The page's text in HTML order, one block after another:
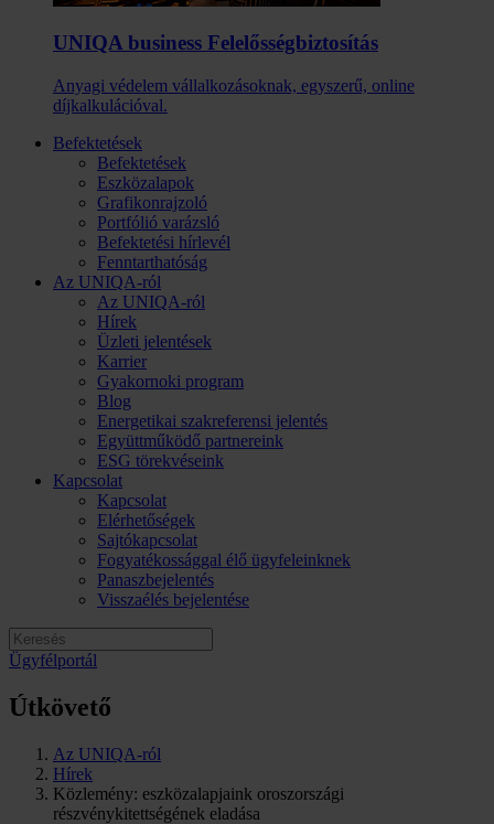
UNIQA business Felelősség­biztosítás
Anyagi védelem vállalkozásoknak, egyszerű, online
díjkalkulációval.
Befektetések
Befektetések
Eszközalapok
Grafikonrajzoló
Portfólió varázsló
Befektetési hírlevél
Fenntarthatóság
Az UNIQA-ról
Az UNIQA-ról
Hírek
Üzleti jelentések
Karrier
Gyakornoki program
Blog
Energetikai szakreferensi jelentés
Együttműködő partnereink
ESG törekvéseink
Kapcsolat
Kapcsolat
Elérhetőségek
Sajtókapcsolat
Fogyatékossággal élő ügyfeleinknek
Panaszbejelentés
Visszaélés bejelentése
Ügyfélportál
Útkövető
Az UNIQA-ról
Hírek
Közlemény: eszközalapjaink oroszországi
részvénykitettségének eladása